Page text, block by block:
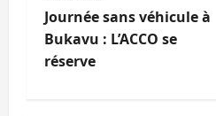
i
g
Journée sans véhicule à
Bukavu : L’ACCO se
réserve